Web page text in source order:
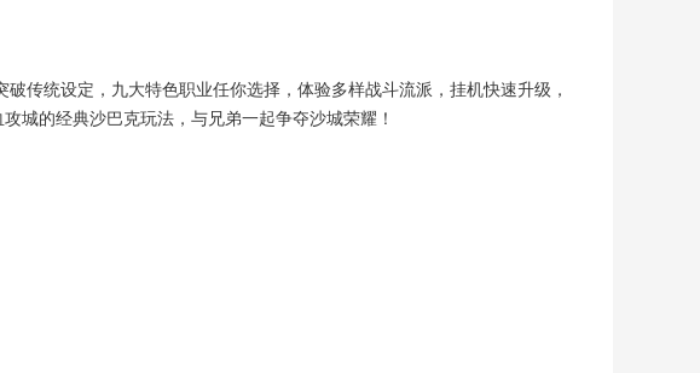
传统设定，九大特色职业任你选择，体验多样战斗流派，挂机快速升级，
城的经典沙巴克玩法，与兄弟一起争夺沙城荣耀！